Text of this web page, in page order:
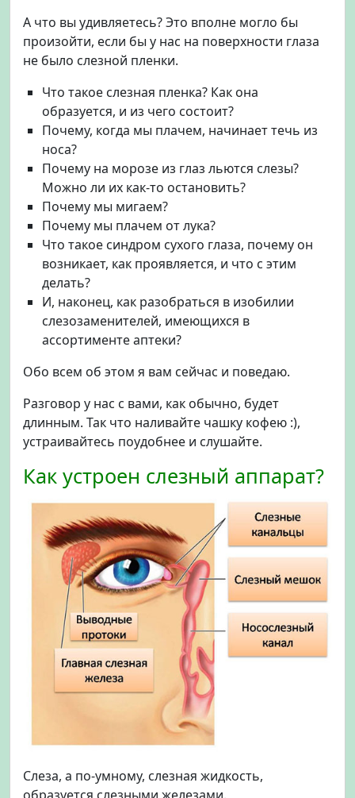
т
ь
е
е
р
а
я
.
С
е
з
з
а
м
н
т
е
л
а
л
г
о
р
и
т
в
ы
б
о
р
А что вы удивляетесь? Это вполне могло бы
произойти, если бы у нас на поверхности глаза
не было слезной пленки.
Что такое слезная пленка? Как она
образуется, и из чего состоит?
Почему, когда мы плачем, начинает течь из
носа?
Почему на морозе из глаз льются слезы?
Можно ли их как-то остановить?
Почему мы мигаем?
Почему мы плачем от лука?
Что такое синдром сухого глаза, почему он
возникает, как проявляется, и что с этим
делать?
И, наконец, как разобраться в изобилии
слезозаменителей, имеющихся в
ассортименте аптеки?
Обо всем об этом я вам сейчас и поведаю.
Разговор у нас с вами, как обычно, будет
длинным. Так что наливайте чашку кофею :),
устраивайтесь поудобнее и слушайте.
Как устроен слезный аппарат?
Слеза, а по-умному, слезная жидкость,
образуется слезными железами.